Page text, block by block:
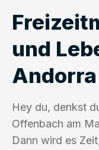
und
Hey du, denkst
Offenbach am
Dann wird es